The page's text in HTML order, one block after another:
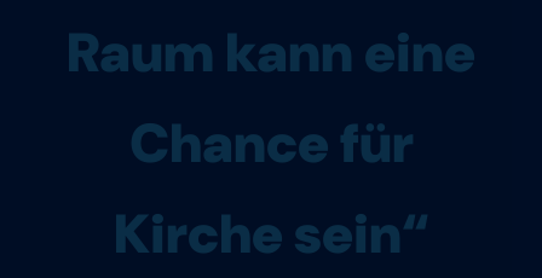
Raum kann eine
Chance für
Kirche sein“